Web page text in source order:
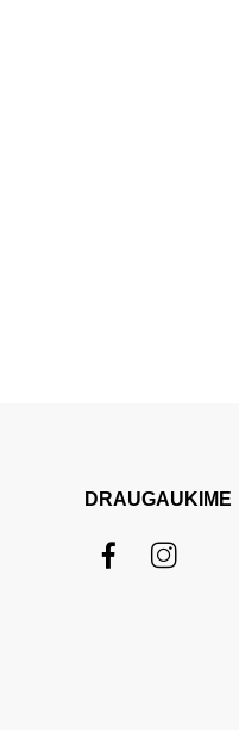
DRAUGAUKIME